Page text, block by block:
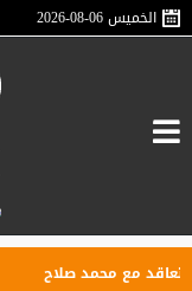
الخميس2026-08-06
مع محمد صلاح